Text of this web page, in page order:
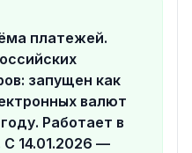
платежей.
запущен как
валют
Работает в
С 14.01.2026 —